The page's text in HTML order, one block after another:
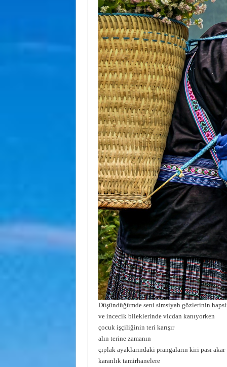
Düşündüğümde seni simsiyah gözlerinin
ve incecik bileklerinde vicdan kanıyorken
çocuk işçiliğinin teri karışır
alın terine zamanın
çıplak ayaklarındaki prangaların kiri pası akar
karanlık tamirhanelere